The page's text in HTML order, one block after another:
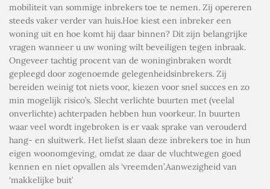
mobiliteit van sommige inbrekers toe te nemen. Zij opereren
steeds vaker verder van huis.Hoe kiest een inbreker een
woning uit en hoe komt hij daar binnen? Dit zijn belangrijke
vragen wanneer u uw woning wilt beveiligen tegen inbraak.
Ongeveer tachtig procent van de woninginbraken wordt
gepleegd door zogenoemde gelegenheidsinbrekers. Zij
bereiden weinig tot niets voor, kiezen voor snel succes en zo
min mogelijk risico’s. Slecht verlichte buurten met (veelal
onverlichte) achterpaden hebben hun voorkeur. In buurten
waar veel wordt ingebroken is er vaak sprake van verouderd
hang- en sluitwerk. Het liefst slaan deze inbrekers toe in hun
eigen woonomgeving, omdat ze daar de vluchtwegen goed
kennen en niet opvallen als ‘vreemden’.Aanwezigheid van
‘makkelijke buit’